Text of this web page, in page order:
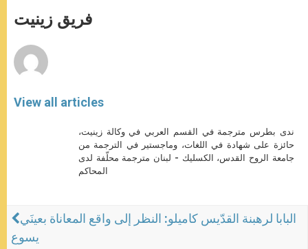
p
p
g
e
o
k
فريق زينيت
View all articles
ندى بطرس مترجمة في القسم العربي في وكالة زينيت،
حائزة على شهادة في اللغات، وماجستير في الترجمة من
جامعة الروح القدس، الكسليك - لبنان مترجمة محلّفة لدى
المحاكم
البابا لرهبنة القدّيس كاميلو: النظر إلى واقع المعاناة بعينَي
يسوع